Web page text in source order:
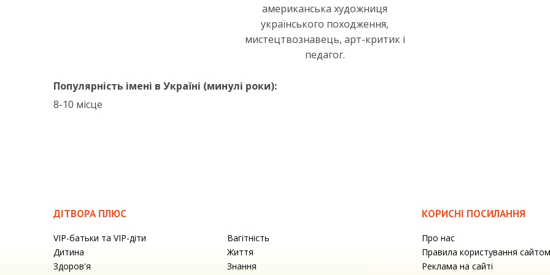
американська художниця
українського походження,
мистецтвознавець, арт-критик і
педагог.
Популярність імені в Україні (минулі роки):
8-10 місце
ДІТВОРА ПЛЮС
VIP-батьки та VIP-діти
Вагітність
Дитина
Життя
Здоров'я
Знання
КОРИСНІ ПОСИЛАННЯ
Про нас
Правила користування сайтом
Реклама на сайті